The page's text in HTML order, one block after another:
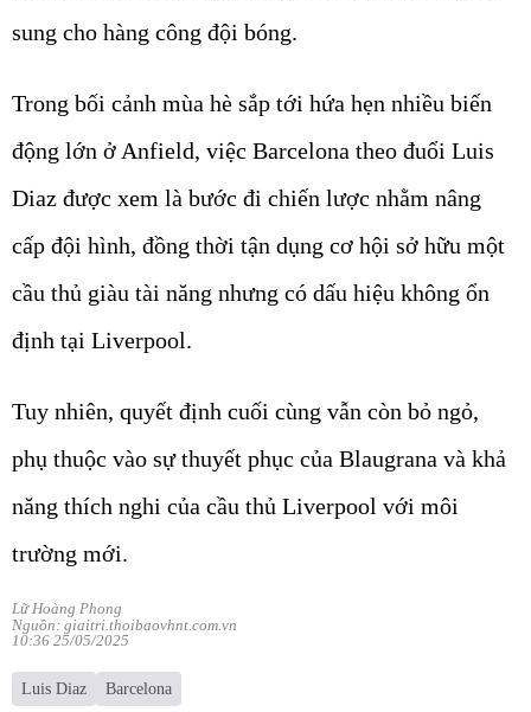
sung cho hàng công đội bóng.
Trong bối cảnh mùa hè sắp tới hứa hẹn nhiều biến
động lớn ở Anfield, việc Barcelona theo đuổi Luis
Diaz được xem là bước đi chiến lược nhằm nâng
cấp đội hình, đồng thời tận dụng cơ hội sở hữu một
cầu thủ giàu tài năng nhưng có dấu hiệu không ổn
định tại Liverpool.
Tuy nhiên, quyết định cuối cùng vẫn còn bỏ ngỏ,
phụ thuộc vào sự thuyết phục của Blaugrana và khả
năng thích nghi của cầu thủ Liverpool với môi
trường mới.
Lữ Hoàng Phong
Nguồn: giaitri.thoibaovhnt.com.vn
10:36 25/05/2025
Luis Diaz Barcelona